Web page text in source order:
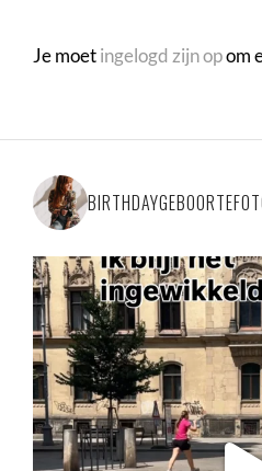
Je moetingelogd zijn opom